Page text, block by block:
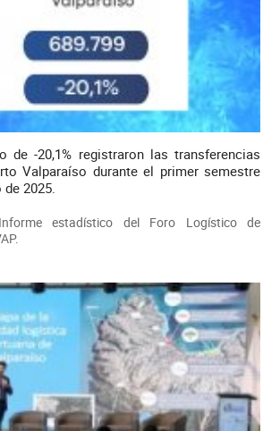
de -20,1% registraron las transferencias
Valparaíso durante el primer semestre
2025.
estadístico del Foro Logístico de